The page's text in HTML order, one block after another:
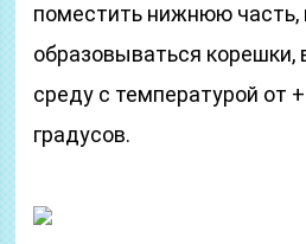
поместить нижнюю часть,
образовываться корешки,
среду с температурой от
градусов.